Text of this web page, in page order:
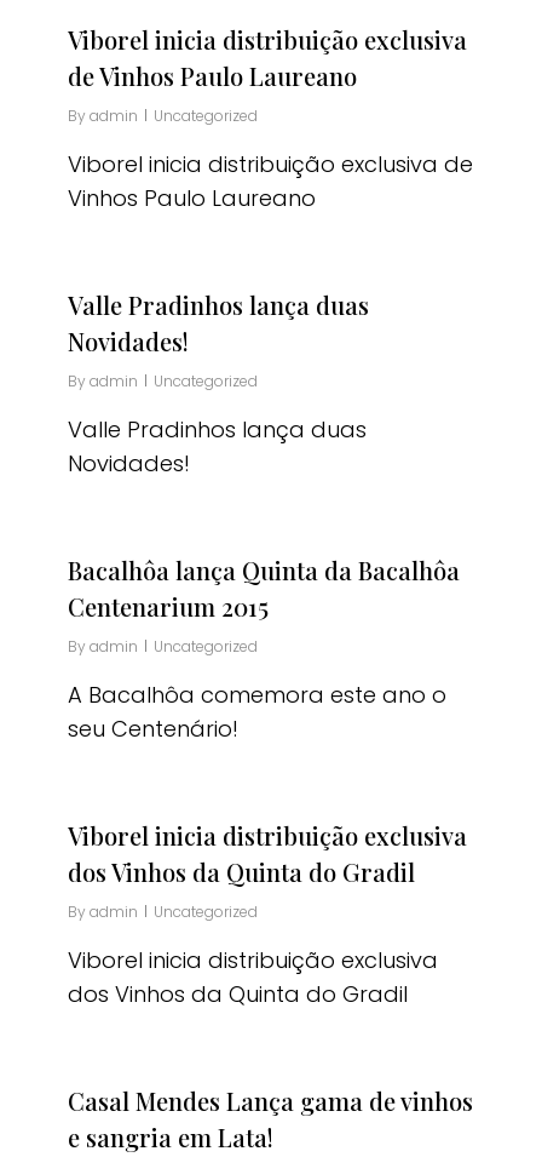
Viborel inicia distribuição exclusiva
de Vinhos Paulo Laureano
By admin Uncategorized
Viborel inicia distribuição exclusiva de
Vinhos Paulo Laureano
Valle Pradinhos lança duas
Novidades!
By admin Uncategorized
Valle Pradinhos lança duas
Novidades!
Bacalhôa lança Quinta da Bacalhôa
Centenarium 2015
By admin Uncategorized
A Bacalhôa comemora este ano o
seu Centenário!
Viborel inicia distribuição exclusiva
dos Vinhos da Quinta do Gradil
By admin Uncategorized
Viborel inicia distribuição exclusiva
dos Vinhos da Quinta do Gradil
Casal Mendes Lança gama de vinhos
e sangria em Lata!